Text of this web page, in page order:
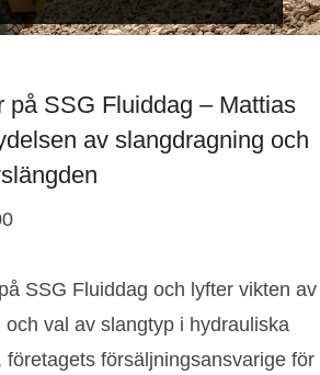
på SSG Fluiddag – Mattias
av slangdragning och
SSG Fluiddag och lyfter vikten av
val av slangtyp i hydrauliska
försäljningsansvarige för